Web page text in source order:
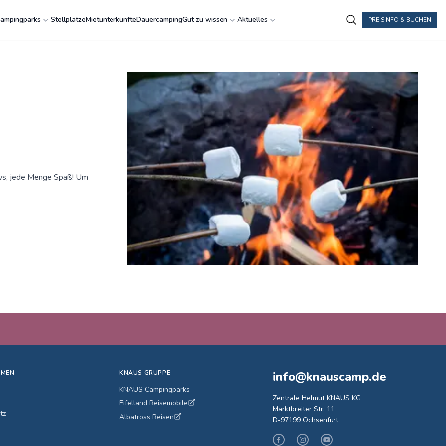
PREISINFO & BUCHEN
StellplätzeMietunterkünfteDauercampingGut zu wissen Aktuelles
jede Menge Spaß! Um
KNAUS GRUPPE
KNAUS Campingparks
Eifelland Reisemobile
Albatross Reisen
info@knauscamp.de
Zentrale Helmut KNAUS KG
Marktbreiter Str. 11
D-97199 Ochsenfurt
FacebookInstagramYoutube